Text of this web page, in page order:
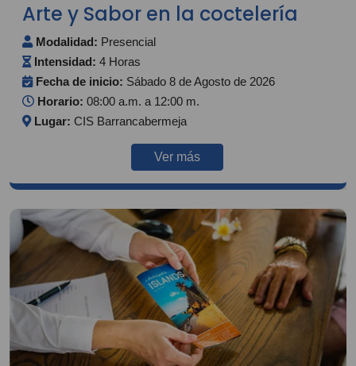
Arte y Sabor en la coctelería
Modalidad: Presencial
Intensidad: 4 Horas
Fecha de inicio: Sábado 8 de Agosto de 2026
Horario: 08:00 a.m. a 12:00 m.
Lugar: CIS Barrancabermeja
Ver más